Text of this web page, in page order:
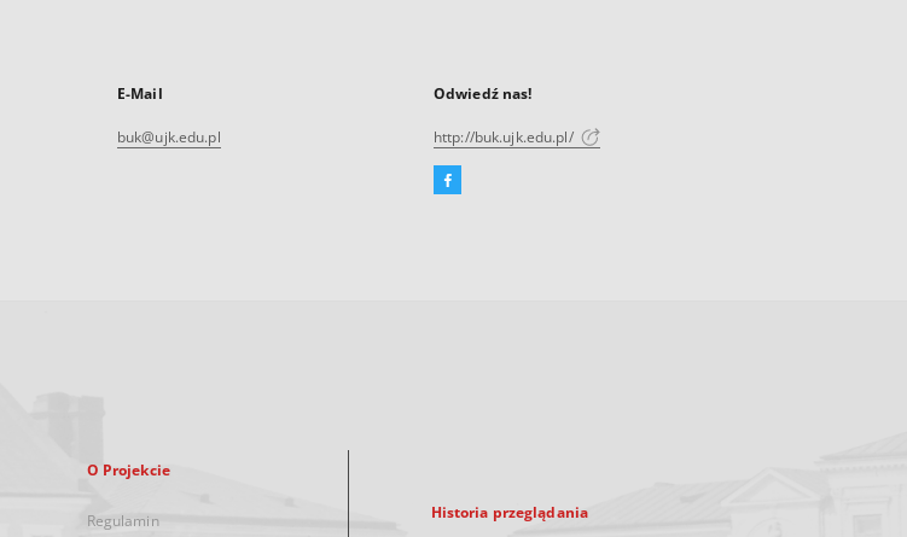
E-Mail
buk@ujk.edu.pl
Odwiedź nas!
http://buk.ujk.edu.pl/
Facebook
O Projekcie
Regulamin Historia przeglądania